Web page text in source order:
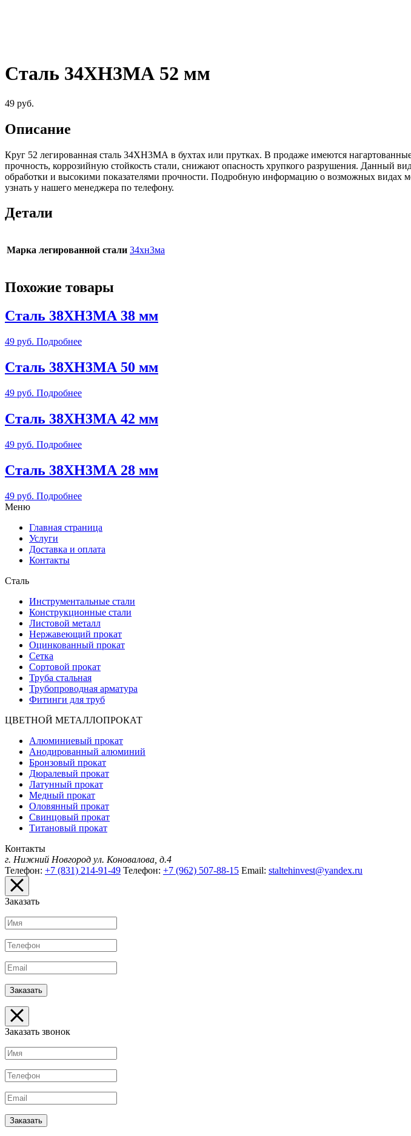
Сталь 34ХН3МА 52 мм
49 руб.
Описание
Круг 52 легированная сталь 34ХН3МА в бухтах или прутках. В продаже имеются
прочность, коррозийную стойкость стали, снижают опасность хрупкого разрушения. Данный
обработки и высокими показателями прочности. Подробную информацию о возможных видах
узнать у нашего менеджера по телефону.
Детали
Марка легированной стали 34хн3ма
Похожие товары
Сталь 38ХН3МА 38 мм
49 руб. Подробнее
Сталь 38ХН3МА 50 мм
49 руб. Подробнее
Сталь 38ХН3МА 42 мм
49 руб. Подробнее
Сталь 38ХН3МА 28 мм
49 руб. Подробнее
Меню
Главная страница
Услуги
Доставка и оплата
Контакты
Сталь
Инструментальные стали
Конструкционные стали
Листовой металл
Нержавеющий прокат
Оцинкованный прокат
Сетка
Сортовой прокат
Труба стальная
Трубопроводная арматура
Фитинги для труб
ЦВЕТНОЙ МЕТАЛЛОПРОКАТ
Алюминиевый прокат
Анодированный алюминий
Бронзовый прокат
Дюралевый прокат
Латунный прокат
Медный прокат
Оловянный прокат
Свинцовый прокат
Титановый прокат
Контакты
г. Нижний Новгород ул. Коновалова, д.4
Телефон: +7 (831) 214-91-49 Телефон: +7 (962) 507-88-15 Email: staltehinvest@yandex.ru
Заказать
Заказать звонок